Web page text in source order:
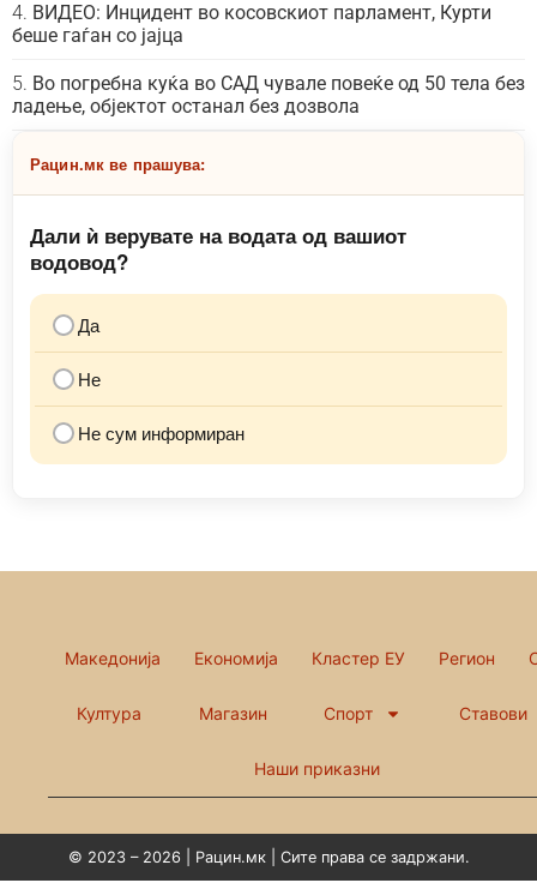
ВИДЕО: Инцидент во косовскиот парламент, Курти
беше гаѓан со јајца
Во погребна куќа во САД чувале повеќе од 50 тела без
ладење, објектот останал без дозвола
Рацин.мк ве прашува:
Дали ѝ верувате на водата од вашиот
водовод?
Да
Не
Не сум информиран
Македонија Економија Кластер ЕУ Регион
Култура Магазин Спорт Ставови
Наши приказни
© 2023 – 2026 | Рацин.мк | Сите права се задржани.